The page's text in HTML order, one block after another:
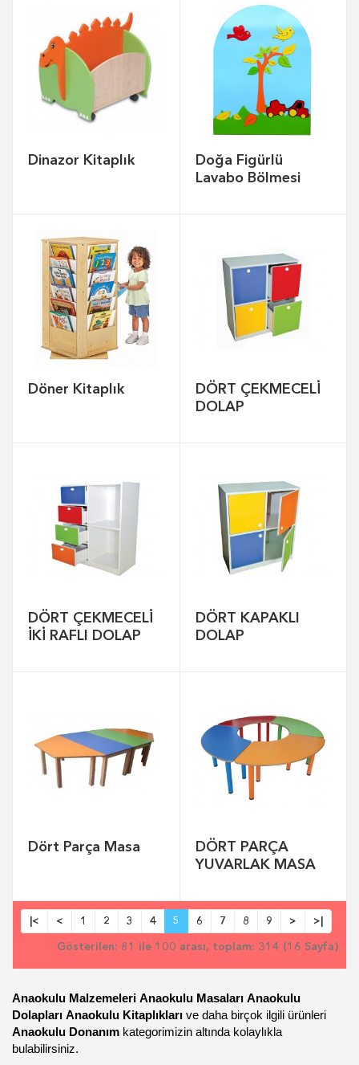
Dinazor Kitaplık
Doğa Figürlü
Lavabo Bölmesi
Döner Kitaplık
DÖRT ÇEKMECELİ
DOLAP
DÖRT ÇEKMECELİ
İKİ RAFLI DOLAP
DÖRT KAPAKLI
DOLAP
Dört Parça Masa
DÖRT PARÇA
YUVARLAK MASA
|< < 1 2 3 4 5 6 7 8 9 > >|
Gösterilen: 81 ile 100 arası, toplam: 314 (16 Sayfa)
Anaokulu Malzemeleri Anaokulu Masaları Anaokulu
Dolapları Anaokulu Kitaplıkları ve daha birçok ilgili ürünleri
Anaokulu Donanım kategorimizin altında kolaylıkla
bulabilirsiniz.